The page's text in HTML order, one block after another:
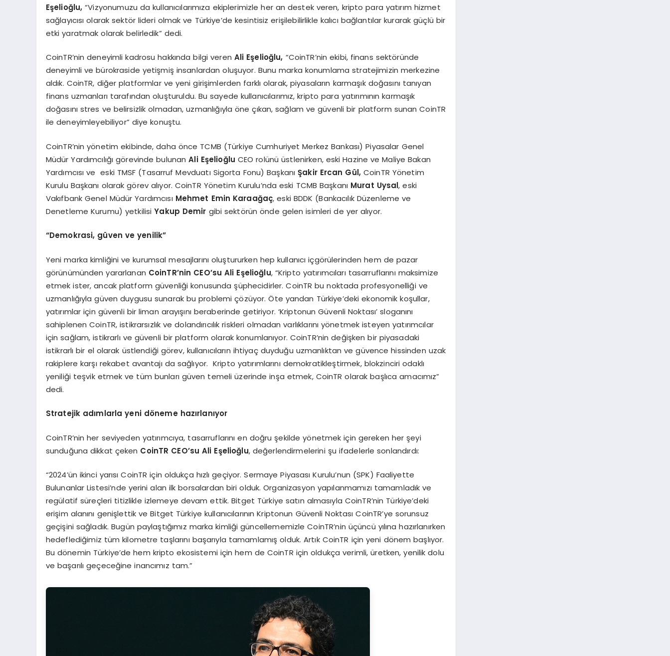
Eşelioğlu,“Vizyonumuzu da kullanıcılarımıza ekiplerimizle her an destek veren, kripto para yatırım hizmet
sağlayıcısı olarak sektör lideri olmak ve Türkiye’de kesintisiz erişilebilirlikle kalıcı bağlantılar kurarak güçlü bir
etki yaratmak olarak belirledik” dedi.
CoinTR’nin deneyimli kadrosu hakkında bilgi veren Ali Eşelioğlu, “CoinTR’nin ekibi, finans sektöründe
deneyimli ve bürokraside yetişmiş insanlardan oluşuyor. Bunu marka konumlama stratejimizin merkezine
aldık. CoinTR, diğer platformlar ve yeni girişimlerden farklı olarak, piyasaların karmaşık doğasını tanıyan
finans uzmanları tarafından oluşturuldu. Bu sayede kullanıcılarımız, kripto para yatırımının karmaşık
doğasını stres ve belirsizlik olmadan, uzmanlığıyla öne çıkan, sağlam ve güvenli bir platform sunan CoinTR
ile deneyimleyebiliyor” diye konuştu.
CoinTR’nin yönetim ekibinde, daha önce TCMB (Türkiye Cumhuriyet Merkez Bankası) Piyasalar Genel
Müdür Yardımcılığı görevinde bulunanAli Eşelioğlu CEO rolünü üstlenirken, eski Hazine ve Maliye Bakan
Yardımcısı ve eski TMSF (Tasarruf Mevduatı Sigorta Fonu) BaşkanıŞakir Ercan Gül, CoinTR Yönetim
Kurulu Başkanı olarak görev alıyor. CoinTR Yönetim Kurulu’nda eski TCMB Başkanı Murat Uysal, eski
Vakıfbank Genel Müdür Yardımcısı Mehmet Emin Karaağaç, eski BDDK (Bankacılık Düzenleme ve
Denetleme Kurumu) yetkilisiYakup Demir gibi sektörün önde gelen isimleri de yer alıyor.
“Demokrasi, güven ve yenilik”
Yeni marka kimliğini ve kurumsal mesajlarını oluştururken hep kullanıcı içgörülerinden hem de pazar
görünümünden yararlanan CoinTR’nin CEO’su Ali Eşelioğlu, “Kripto yatırımcıları tasarruflarını maksimize
etmek ister, ancak platform güvenliği konusunda şüphecidirler. CoinTR bu noktada profesyonelliği ve
uzmanlığıyla güven duygusu sunarak bu problemi çözüyor. Öte yandan Türkiye’deki ekonomik koşullar,
yatırımlar için güvenli bir liman arayışını beraberinde getiriyor. ‘Kriptonun Güvenli Noktası’ sloganını
sahiplenen CoinTR, istikrarsızlık ve dolandırıcılık riskleri olmadan varlıklarını yönetmek isteyen yatırımcılar
için sağlam, istikrarlı ve güvenli bir platform olarak konumlanıyor. CoinTR’nin değişken bir piyasadaki
istikrarlı bir el olarak üstlendiği görev, kullanıcıların ihtiyaç duyduğu uzmanlıktan ve güvence hissinden uzak
rakiplere karşı rekabet avantajı da sağlıyor. Kripto yatırımlarını demokratikleştirmek, blokzinciri odaklı
yeniliği teşvik etmek ve tüm bunları güven temeli üzerinde inşa etmek, CoinTR olarak başlıca amacımız”
dedi.
Stratejik adımlarla yeni döneme hazırlanıyor
CoinTR’nin her seviyeden yatırımcıya, tasarruflarını en doğru şekilde yönetmek için gereken her şeyi
sunduğuna dikkat çeken CoinTR CEO’su Ali Eşelioğlu, değerlendirmelerini şu ifadelerle sonlandırdı:
“2024’ün ikinci yarısı CoinTR için oldukça hızlı geçiyor. Sermaye Piyasası Kurulu’nun (SPK) Faaliyette
Bulunanlar Listesi’nde yerini alan ilk borsalardan biri olduk. Organizasyon yapılanmamızı tamamladık ve
regülatif süreçleri titizlikle izlemeye devam ettik. Bitget Türkiye satın almasıyla CoinTR’nin Türkiye’deki
erişim alanını genişlettik ve Bitget Türkiye kullanıcılarının Kriptonun Güvenli Noktası CoinTR’ye sorunsuz
geçişini sağladık. Bugün paylaştığımız marka kimliği güncellememizle CoinTR’nin üçüncü yılına hazırlanırken
hedeflediğimiz tüm kilometre taşlarını başarıyla tamamlamış olduk. Artık CoinTR için yeni dönem başlıyor.
Bu dönemin Türkiye’de hem kripto ekosistemi için hem de CoinTR için oldukça verimli, üretken, yenilik dolu
ve başarılı geçeceğine inancımız tam.”